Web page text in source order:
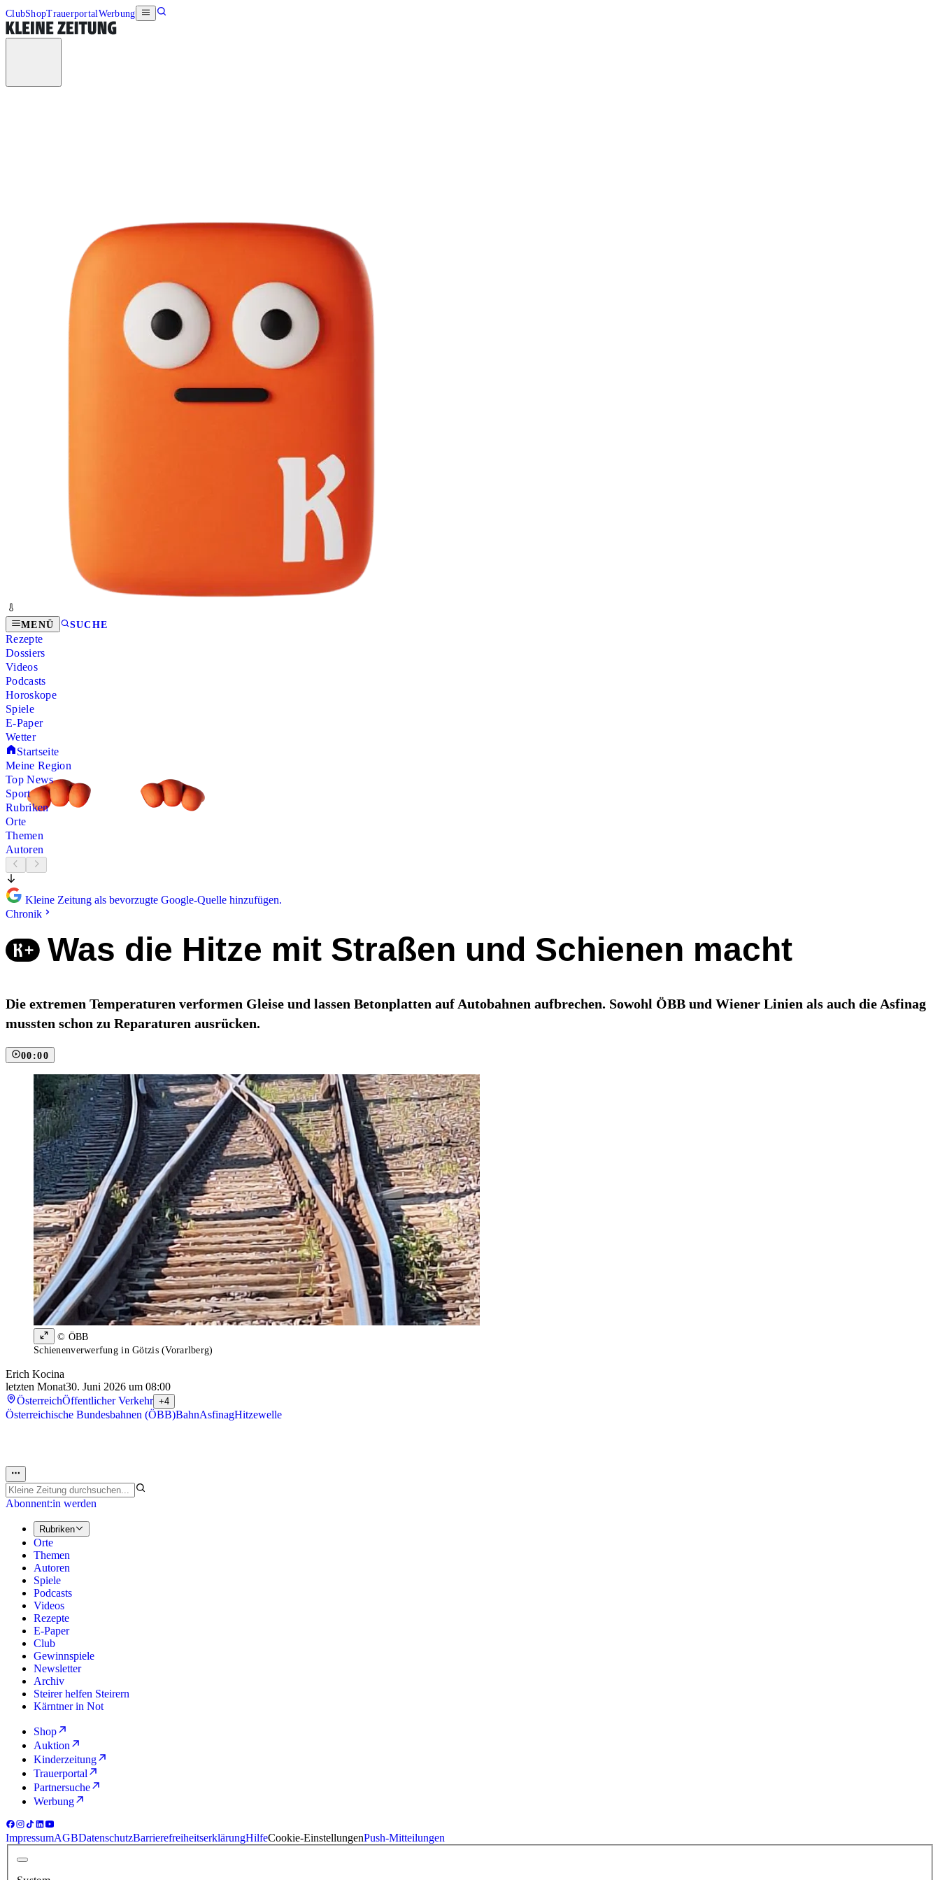
ClubShopTrauerportalWerbung
MENÜ SUCHE
Rezepte
Dossiers
Videos
Podcasts
Horoskope
Spiele
E-Paper
Wetter
Startseite
Meine Region
Top News
Sport
Rubriken
Orte
Themen
Autoren
Kleine Zeitung als bevorzugte Google-Quelle hinzufügen.
Chronik
Was die Hitze mit Straßen und Schienen macht
Die extremen Temperaturen verformen Gleise und lassen Betonplatten auf Autobahnen aufbrechen. Sowohl ÖBB und Wiener Linien als auch die Asfinag
mussten schon zu Reparaturen ausrücken.
00:00
© ÖBB
Schienenverwerfung in Götzis (Vorarlberg)
Erich Kocina
letzten Monat30. Juni 2026 um 08:00
ÖsterreichÖffentlicher Verkehr +4
Österreichische Bundesbahnen (ÖBB)BahnAsfinagHitzewelle
Abonnent:in werden
Rubriken
Orte
Themen
Autoren
Spiele
Podcasts
Videos
Rezepte
E-Paper
Club
Gewinnspiele
Newsletter
Archiv
Steirer helfen Steirern
Kärntner in Not
Shop
Auktion
Kinderzeitung
Trauerportal
Partnersuche
Werbung
ImpressumAGBDatenschutzBarrierefreiheitserklärungHilfeCookie-EinstellungenPush-Mitteilungen